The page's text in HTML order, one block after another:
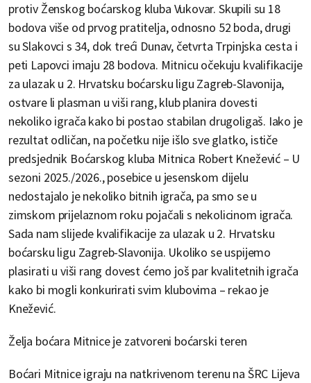
protiv Ženskog boćarskog kluba Vukovar. Skupili su 18
bodova više od prvog pratitelja, odnosno 52 boda, drugi
su Slakovci s 34, dok treći Dunav, četvrta Trpinjska cesta i
peti Lapovci imaju 28 bodova. Mitnicu očekuju kvalifikacije
za ulazak u 2. Hrvatsku boćarsku ligu Zagreb-Slavonija,
ostvare li plasman u viši rang, klub planira dovesti
nekoliko igrača kako bi postao stabilan drugoligaš. Iako je
rezultat odličan, na početku nije išlo sve glatko, ističe
predsjednik Boćarskog kluba Mitnica Robert Knežević – U
sezoni 2025./2026., posebice u jesenskom dijelu
nedostajalo je nekoliko bitnih igrača, pa smo se u
zimskom prijelaznom roku pojačali s nekolicinom igrača.
Sada nam slijede kvalifikacije za ulazak u 2. Hrvatsku
boćarsku ligu Zagreb-Slavonija. Ukoliko se uspijemo
plasirati u viši rang dovest ćemo još par kvalitetnih igrača
kako bi mogli konkurirati svim klubovima – rekao je
Knežević.
Želja boćara Mitnice je zatvoreni boćarski teren
Boćari Mitnice igraju na natkrivenom terenu na ŠRC Lijeva